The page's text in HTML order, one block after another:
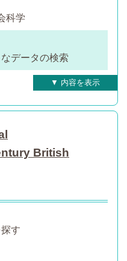
科学
データの検索
British
す